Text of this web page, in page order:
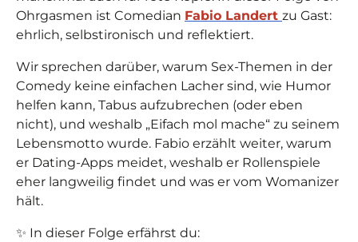
Ohrgasmen ist Comedian Fabio Landert zu Gast:
ehrlich, selbstironisch und reflektiert.
Wir sprechen darüber, warum Sex-Themen in der
Comedy keine einfachen Lacher sind, wie Humor
helfen kann, Tabus aufzubrechen (oder eben
nicht), und weshalb „Eifach mol mache“ zu seinem
Lebensmotto wurde. Fabio erzählt weiter, warum
er Dating-Apps meidet, weshalb er Rollenspiele
eher langweilig findet und was er vom Womanizer
hält.
✨ In dieser Folge erfährst du: